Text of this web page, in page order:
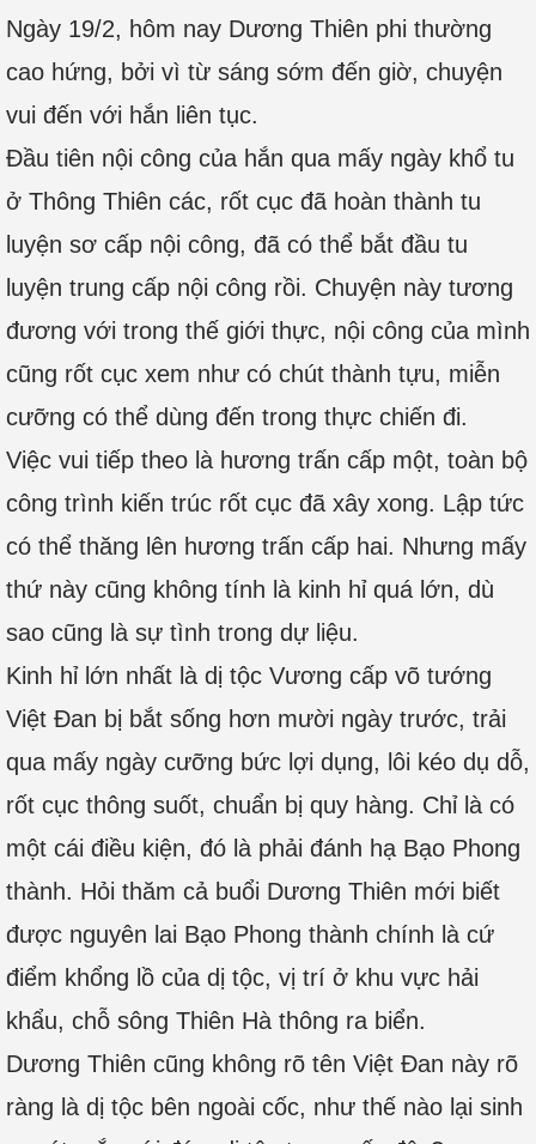
Ngày 19/2, hôm nay Dương Thiên phi thường
cao hứng, bởi vì từ sáng sớm đến giờ, chuyện
vui đến với hắn liên tục.
Đầu tiên nội công của hắn qua mấy ngày khổ tu
ở Thông Thiên các, rốt cục đã hoàn thành tu
luyện sơ cấp nội công, đã có thể bắt đầu tu
luyện trung cấp nội công rồi. Chuyện này tương
đương với trong thế giới thực, nội công của mình
cũng rốt cục xem như có chút thành tựu, miễn
cưỡng có thể dùng đến trong thực chiến đi.
Việc vui tiếp theo là hương trấn cấp một, toàn bộ
công trình kiến trúc rốt cục đã xây xong. Lập tức
có thể thăng lên hương trấn cấp hai. Nhưng mấy
thứ này cũng không tính là kinh hỉ quá lớn, dù
sao cũng là sự tình trong dự liệu.
Kinh hỉ lớn nhất là dị tộc Vương cấp võ tướng
Việt Đan bị bắt sống hơn mười ngày trước, trải
qua mấy ngày cưỡng bức lợi dụng, lôi kéo dụ dỗ,
rốt cục thông suốt, chuẩn bị quy hàng. Chỉ là có
một cái điều kiện, đó là phải đánh hạ Bạo Phong
thành. Hỏi thăm cả buổi Dương Thiên mới biết
được nguyên lai Bạo Phong thành chính là cứ
điểm khổng lồ của dị tộc, vị trí ở khu vực hải
khẩu, chỗ sông Thiên Hà thông ra biển.
Dương Thiên cũng không rõ tên Việt Đan này rõ
ràng là dị tộc bên ngoài cốc, như thế nào lại sinh